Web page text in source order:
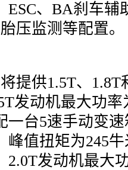
ESC、BA刹车辅
压监测等配置。
供1.5T、1.8T
发动机最大功率
一台5速手动变
峰值扭矩为245
2.0T发动机最大